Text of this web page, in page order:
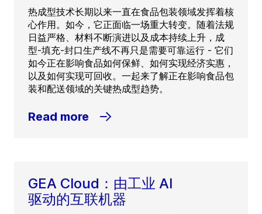
热成型技术长期以来一直在食品包装领域发挥着核
心作用。如今，它正面临一场重大转变。随着法规
日益严格、材料不断演进以及成本持续上升，成
型-填充-封口生产线不再只是需要可靠运行 - 它们
如今正在影响食品如何保鲜、如何实现经济实惠，
以及如何实现可回收。一起来了解正在影响食品包
装和配送领域的关键热成型趋势。
Read more
GEA Cloud：由工业 AI
驱动的互联机器